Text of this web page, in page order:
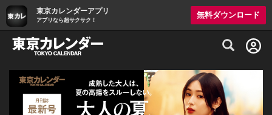
東京カレンダーアプリ
アプリなら超サクサク！
無料ダウンロード
グルメ情報・プレミアムレストラン予約